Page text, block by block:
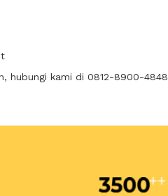
hubungi kami di 0812-8900-4848